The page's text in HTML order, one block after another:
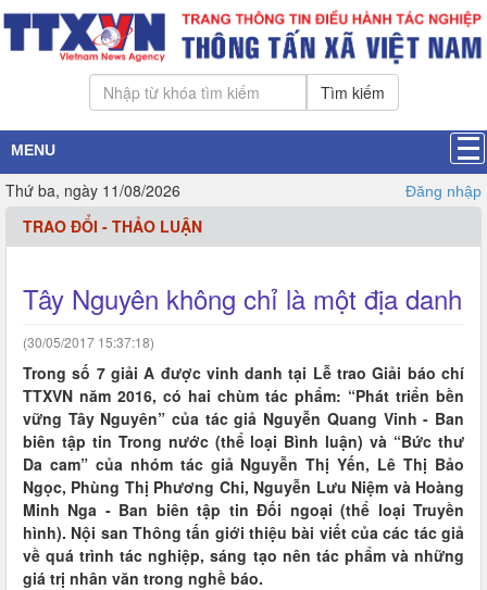
Tìm kiếm
MENU
Thứ ba, ngày 11/08/2026 Đăng nhập
TRAO ĐỔI - THẢO LUẬN
Tây Nguyên không chỉ là một địa danh
(30/05/2017 15:37:18)
Trong số 7 giải A được vinh danh tại Lễ trao Giải báo chí
TTXVN năm 2016, có hai chùm tác phẩm: “Phát triển bền
vững Tây Nguyên” của tác giả Nguyễn Quang Vinh - Ban
biên tập tin Trong nước (thể loại Bình luận) và “Bức thư
Da cam” của nhóm tác giả Nguyễn Thị Yến, Lê Thị Bảo
Ngọc, Phùng Thị Phương Chi, Nguyễn Lưu Niệm và Hoàng
Minh Nga - Ban biên tập tin Đối ngoại (thể loại Truyền
hình). Nội san Thông tấn giới thiệu bài viết của các tác giả
về quá trình tác nghiệp, sáng tạo nên tác phẩm và những
giá trị nhân văn trong nghề báo.